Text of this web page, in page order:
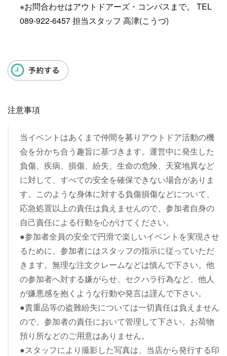
※お問合わせはアウトドアーズ・コンパスまで。 TEL
089-922-6457 担当スタッフ 高津(こうづ)
注意事項
当イベントはあくまで仲間を募りアウトドア活動の機
会を分かち合う趣旨に基づきます。運営中に発生した
負傷、疾病、損傷、紛失、生命の危険、天変地異など
に対して、すべての安全を確保できない場合がありま
す。このような身体に対する負傷損傷などについて、
応急処置以上の責任は負えませんので、参加者自身の
自己責任による行動を心がけてください。
●参加者全員の安全で円滑で楽しいイベントを実現させ
るために、参加者にはスタッフの指示に従っていただ
きます。無理な注文クレームなどは慎んで下さい。他
の参加者へ対する嫌がらせ、セクハラ行為など、他人
が嫌悪感を抱くような行動や発言は謹んで下さい。
●貴重品等の盗難紛失については一切責任は負えません
ので、参加者の責任において管理して下さい。お荷物
預り所などのご用意はありません。
●スタッフにより撮影した写真は、当店から発行する印